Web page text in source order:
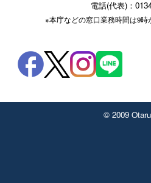
電話(代表)：
※本庁などの窓口業務時間は9時
© 2009